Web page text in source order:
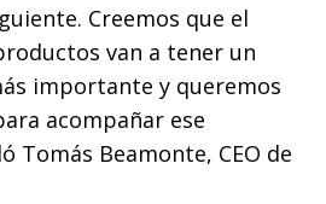
Creemos que el
van a tener un
importante y queremos
acompañar ese
Tomás Beamonte, CEO de